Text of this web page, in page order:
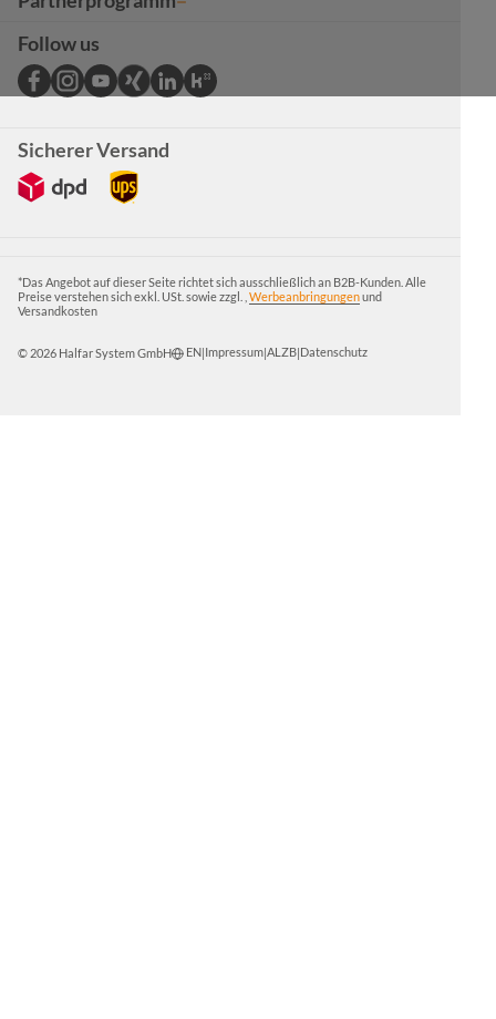
Follow us
Sicherer Versand
*Das Angebot auf dieser Seite richtet sich ausschließlich an B2B-Kunden. Alle
Preise verstehen sich exkl. USt. sowie zzgl. , Werbeanbringungenund
Versandkosten
© 2026 Halfar System GmbH EN Impressum ALZB Datenschutz